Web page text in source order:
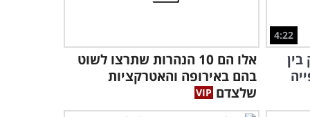
4:22
אלו הם 10 הנהרות שתרצו לשוט
בהם באירופה והאטרקציות
שלצדם